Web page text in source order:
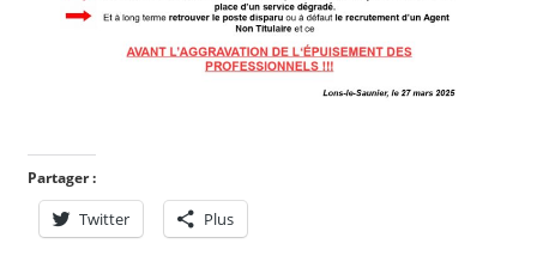
Partager :
Twitter Plus